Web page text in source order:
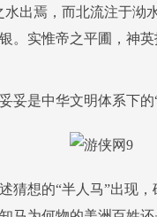
出焉，而北流注于泑
。实惟帝之平圃，神
妥是中华文明体系下的
猜想的“半人马”出现